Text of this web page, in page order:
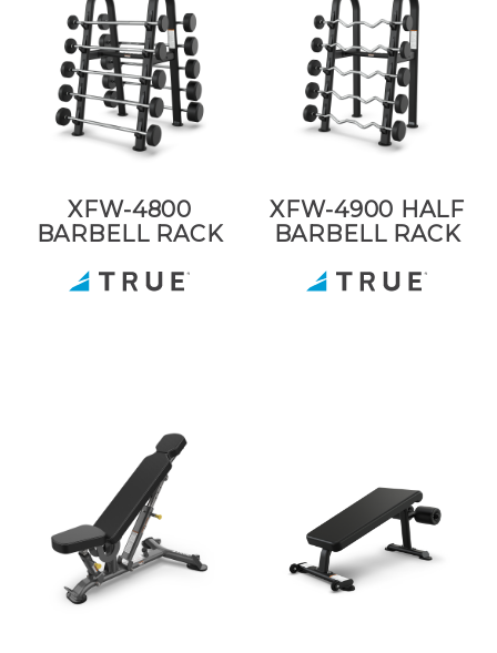
XFW-4800
BARBELL RACK
XFW-4900 HALF
BARBELL RACK